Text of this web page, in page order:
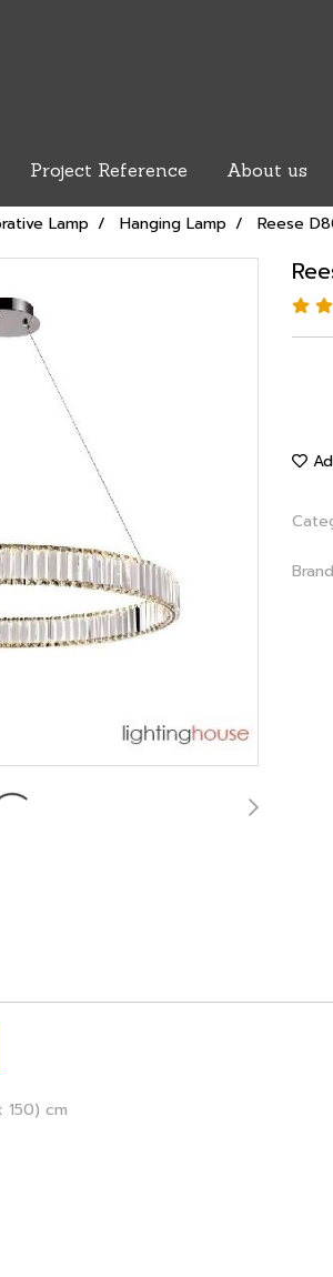
Project Reference About us
Lamp Hanging Lamp Reese
cm